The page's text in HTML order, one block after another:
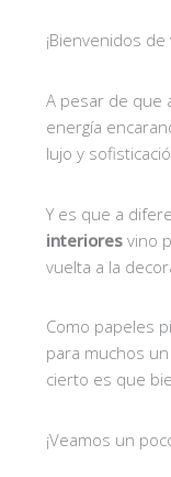
¡Bienvenidos de
A pesar de que
energía
lujo y
Y es que a
interiores vino
vuelta a la
Como papeles
para muchos
cierto es que
¡Veamos un